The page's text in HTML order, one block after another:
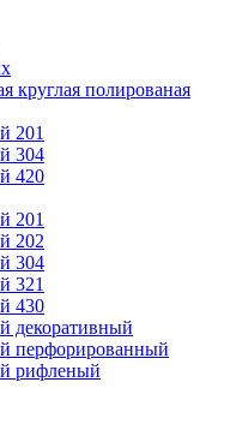
круглая полированая
201
304
420
201
202
304
321
430
декоративный
перфорированный
рифленый